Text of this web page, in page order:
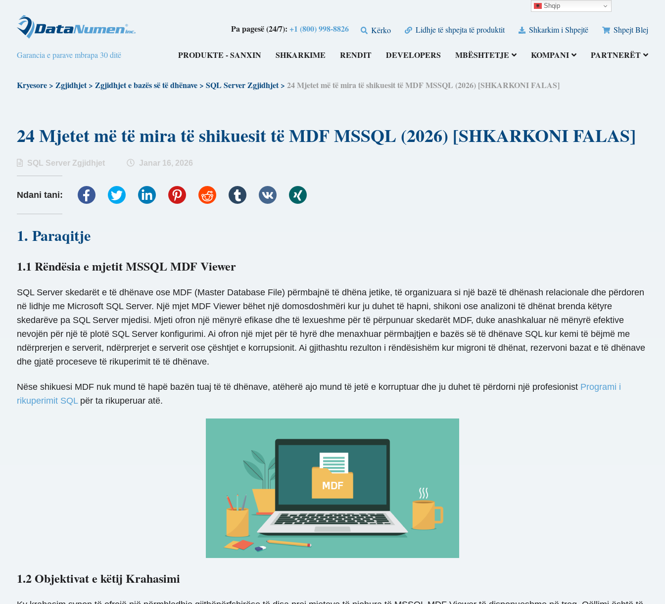
Pa pagesë (24/7):+1 (800) 998-8826 Kërko Lidhje të shpejta të produktit Shkarkim i Shpejtë Shpejt Blej
Garancia e parave mbrapa 30 ditë PRODUKTE - SANXIN SHKARKIME RENDIT DEVELOPERS MBËSHTETJE KOMPANI PARTNERËT
Kryesore> Zgjidhjet> Zgjidhjet e bazës së të dhënave> SQL Server Zgjidhjet> 24 Mjetet më të mira të shikuesit të MDF MSSQL (2026) [SHKARKONI FALAS]
24 Mjetet më të mira të shikuesit të MDF MSSQL (2026) [SHKARKONI FALAS]
SQL Server Zgjidhjet Janar 16, 2026
Ndani tani:
1. Paraqitje
1.1 Rëndësia e mjetit MSSQL MDF Viewer
SQL Server skedarët e të dhënave ose MDF (Master Database File) përmbajnë të dhëna jetike, të organizuara si një bazë të dhënash relacionale dhe përdoren
në lidhje me Microsoft SQL Server. Një mjet MDF Viewer bëhet një domosdoshmëri kur ju duhet të hapni, shikoni ose analizoni të dhënat brenda këtyre
skedarëve pa SQL Server mjedisi. Mjeti ofron një mënyrë efikase dhe të lexueshme për të përpunuar skedarët MDF, duke anashkaluar në mënyrë efektive
nevojën për një të plotë SQL Server konfigurimi. Ai ofron një mjet për të hyrë dhe menaxhuar përmbajtjen e bazës së të dhënave SQL kur kemi të bëjmë me
ndërprerjen e serverit, ndërprerjet e serverit ose çështjet e korrupsionit. Ai gjithashtu rezulton i rëndësishëm kur migroni të dhënat, rezervoni bazat e të dhënave
dhe gjatë proceseve të rikuperimit të të dhënave.
Nëse shikuesi MDF nuk mund të hapë bazën tuaj të të dhënave, atëherë ajo mund të jetë e korruptuar dhe ju duhet të përdorni një profesionist Programi i
rikuperimit SQLpër ta rikuperuar atë.
1.2 Objektivat e këtij Krahasimi
Shqip